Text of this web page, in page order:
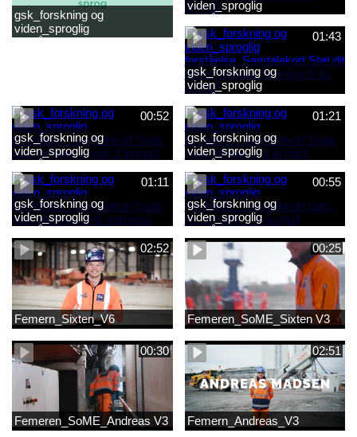
gsk_forskning og
viden_sproglig
forståelse_Barnets sproglige
viden_sproglig
forståelse_Samtalekort Støt
dit barns første læsning 6-8
år.mp3
01:43
gsk_forskning og
viden_sproglig
forståelse_Samtalekort Støt
dit barns fortsatte læsning 8-
10 år.mp3
00:52
gsk_forskning og
viden_sproglig
forståelse_Samtalekort Snak
med dit barn 6 mdr-2 år.mp3
01:21
gsk_forskning og
viden_sproglig
forståelse_Samtalekort Snak
med dit barn 2-6 år.mp3
01:11
gsk_forskning og
viden_sproglig
forståelse_Samtalekort Snak
med din baby 0-6 mdr.mp3
00:55
gsk_forskning og
viden_sproglig
forståelse_Samtalekort Læs,
lyt og skriv 3-6 år.mp3
02:52
Femern_Sixten_V6
00:25
Femeren_SoME_Sixten V3
00:30
Femeren_SoME_Andreas V3
02:51
Femern_Andreas_V3